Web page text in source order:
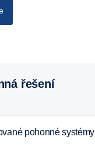
řešení
pohonné systémy